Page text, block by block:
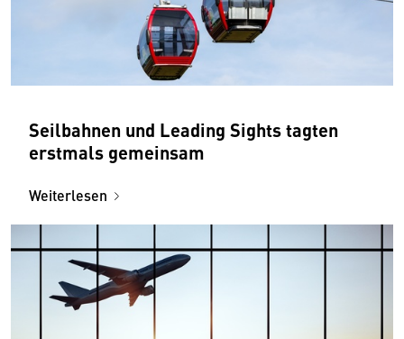
Seilbahnen und Leading Sights tagten
erstmals gemeinsam
Weiterlesen